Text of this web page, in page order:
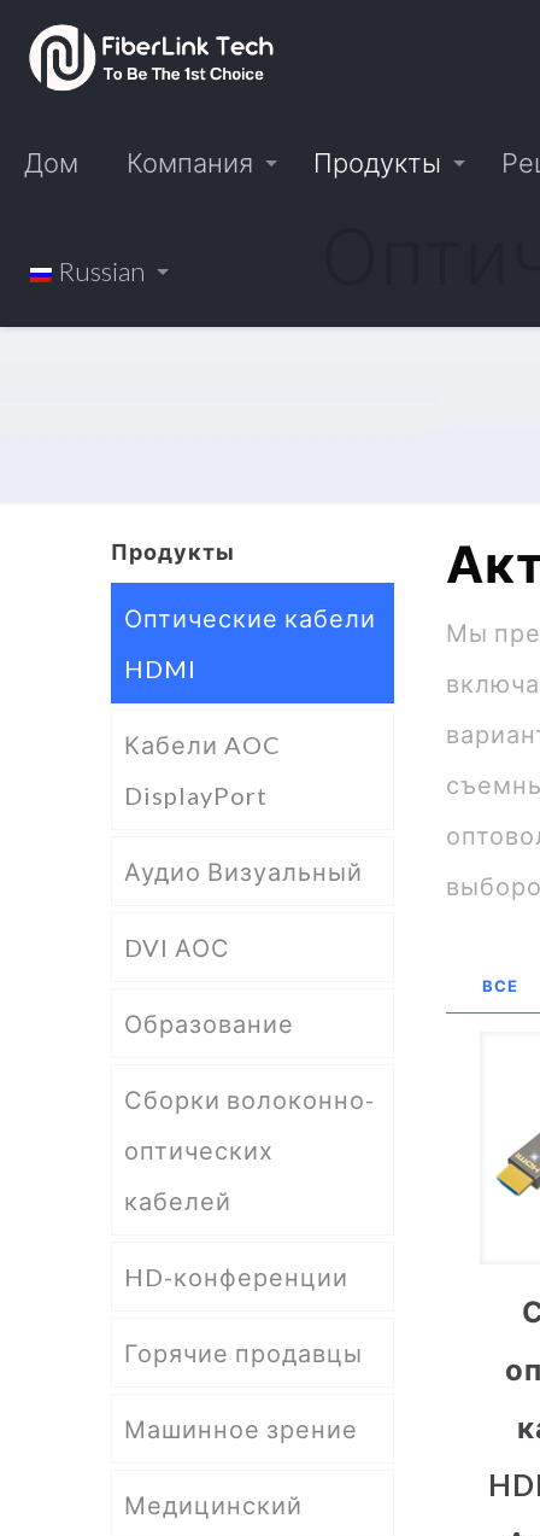
Дом Компания Продукты
Russian
Мы
ВСЕ
Продукты
Оптические кабели
HDMI
Кабели AOC
DisplayPort
Аудио Визуальный
DVI АОС
Образование
Сборки волоконно-
оптических
кабелей
HD-конференции
Горячие продавцы
Машинное зрение
Медицинский